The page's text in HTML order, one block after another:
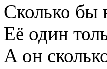
Сколько бы
Её один
А он